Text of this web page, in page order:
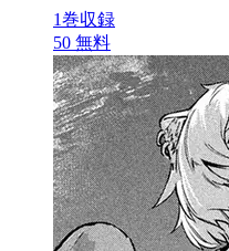
1巻収録
50 無料